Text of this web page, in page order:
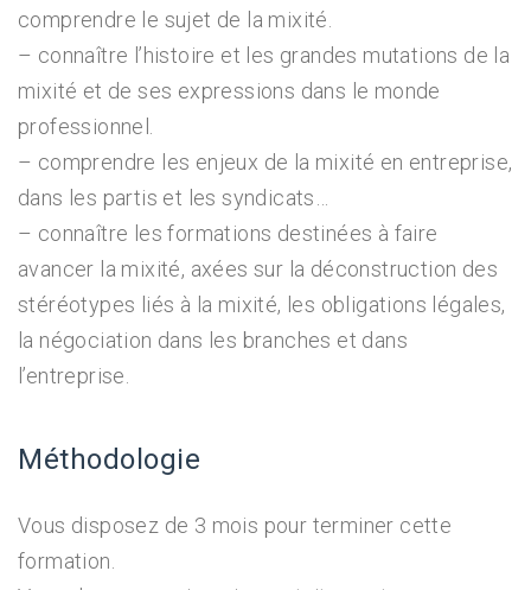
comprendre le sujet de la mixité.
– connaître l’histoire et les grandes mutations de la
mixité et de ses expressions dans le monde
professionnel.
– comprendre les enjeux de la mixité en entreprise,
dans les partis et les syndicats…
– connaître les formations destinées à faire
avancer la mixité, axées sur la déconstruction des
stéréotypes liés à la mixité, les obligations légales,
la négociation dans les branches et dans
l’entreprise.
Méthodologie
Vous disposez de 3 mois pour terminer cette
formation.